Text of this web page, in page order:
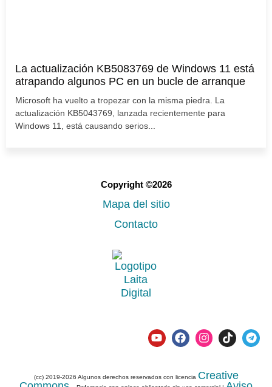
La actualización KB5083769 de Windows 11 está
atrapando algunos PC en un bucle de arranque
Microsoft ha vuelto a tropezar con la misma piedra. La
actualización KB5043769, lanzada recientemente para
Windows 11, está causando serios...
Copyright ©2026
Mapa del sitio
Contacto
(cc) 2019-2026 Algunos derechos reservados con licencia Creative